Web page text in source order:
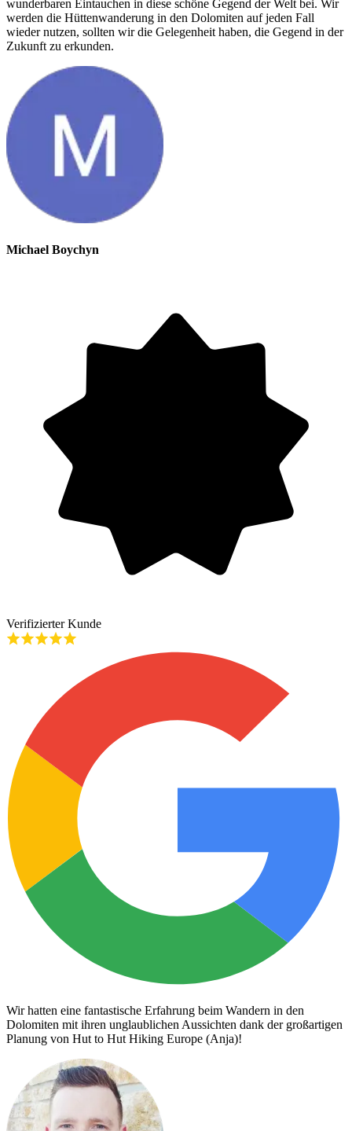
wunderbaren Eintauchen in diese schöne Gegend der Welt bei. Wir
werden die Hüttenwanderung in den Dolomiten auf jeden Fall
wieder nutzen, sollten wir die Gelegenheit haben, die Gegend in der
Zukunft zu erkunden.
Michael Boychyn
Verifizierter Kunde
Wir hatten eine fantastische Erfahrung beim Wandern in den
Dolomiten mit ihren unglaublichen Aussichten dank der großartigen
Planung von Hut to Hut Hiking Europe (Anja)!